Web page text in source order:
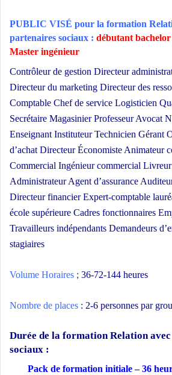
PUBLIC VISÉ pour la formation
partenaires sociaux : débutant
Master ingénieur
Contrôleur de gestion Directeur
Directeur du marketing Directeur des
Comptable Chef de service Logisticien
Secrétaire Magasinier Professeur Avocat
Enseignant Instituteur Technicien Gérant
d’achat Directeur Économiste Animateur
Commercial Ingénieur commercial
Administrateur Agent d’assurance
Directeur financier Expert-comptable
école supérieure Cadres fonctionnaires
Travailleurs indépendants Demandeurs
stagiaires
Volume Horaires ; 36-72-144 heures
Nombre de places : 2-6 personnes par
Durée de la formation Relation
sociaux :
Pack de formation initiale – 36